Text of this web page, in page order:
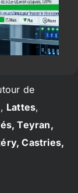
de
, Lattes,
Teyran,
Castries,